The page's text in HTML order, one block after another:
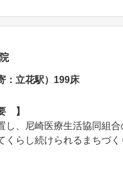
：立花駅）199床
】
し、尼崎医療生活協同組
くらし続けられるまちづ